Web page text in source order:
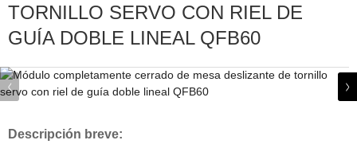
TORNILLO SERVO CON RIEL DE
GUÍA DOBLE LINEAL QFB60
Descripción breve: